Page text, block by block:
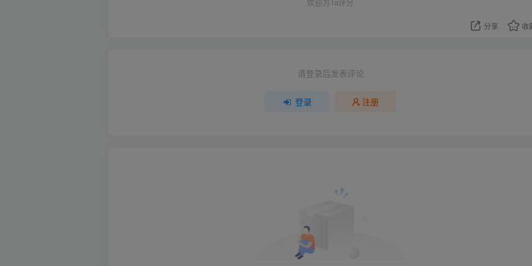
欢迎为Ta评分
分享 收
请登录后发表评论
登录 注册